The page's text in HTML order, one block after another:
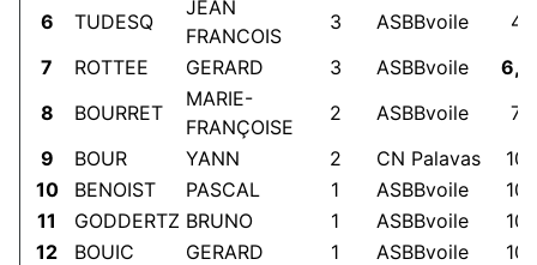
6
TUDESQ
JEAN
FRANCOIS
3 ASBBvoile
4
7
ROTTEE GERARD 3 ASBBvoile
6,5
8
BOURRET
MARIE-
FRANÇOISE
2 ASBBvoile
7
9
BOUR YANN 2 CN Palavas
10
10
BENOIST PASCAL 1 ASBBvoile
10
11
GODDERTZ BRUNO 1 ASBBvoile
10
12
BOUIC GERARD 1 ASBBvoile 10